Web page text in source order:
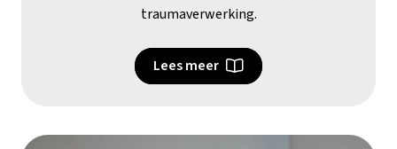
traumaverwerking.
Lees meer